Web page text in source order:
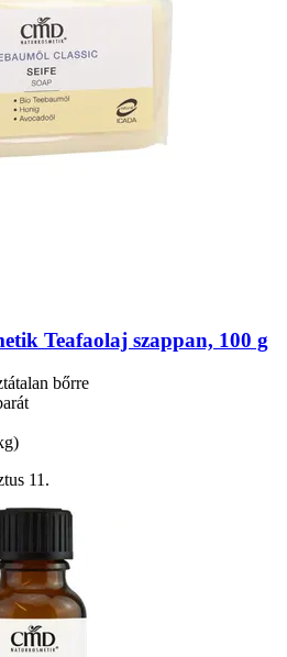
Teafaolaj szappan, 100 g
bőrre
11.